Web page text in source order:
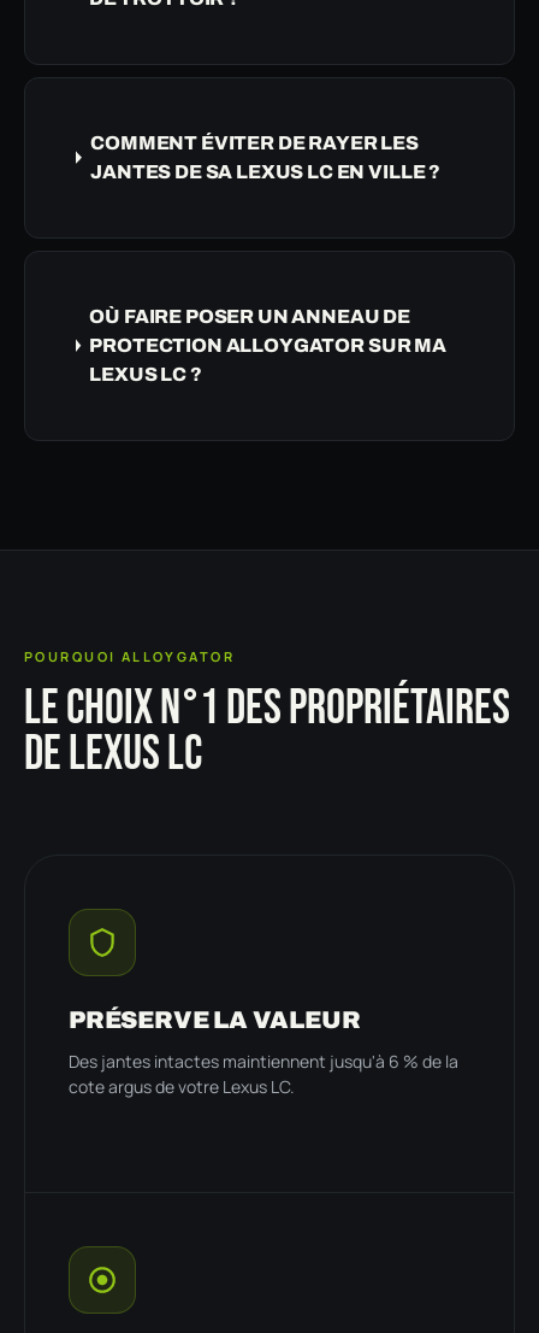
COMMENT ÉVITER DE RAYER LES
JANTES DE SA LEXUS LC EN VILLE ?
OÙ FAIRE POSER UN ANNEAU DE
PROTECTION ALLOYGATOR SUR MA
LEXUS LC ?
POURQUOI ALLOYGATOR
LE CHOIX N°1 DES PROPRIÉTAIRES
DE LEXUS LC
PRÉSERVE LA VALEUR
Des jantes intactes maintiennent jusqu'à 6 % de la
cote argus de votre Lexus LC.